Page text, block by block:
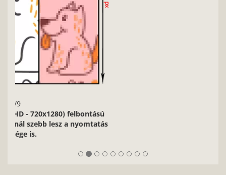
Nagyon fontos, hogy jó minőségű, éles kontúrokkal, jó
fényviszonyokkal rendelkező képeket használj.